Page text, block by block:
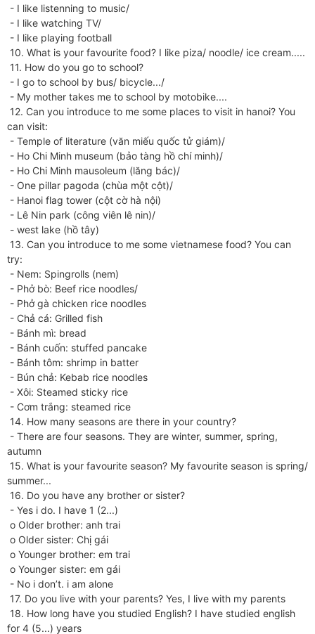
- I like listenning to music/
- I like watching TV/
- I like playing football
10. What is your favourite food? I like piza/ noodle/ ice cream.....
11. How do you go to school?
- I go to school by bus/ bicycle.../
- My mother takes me to school by motobike....
12. Can you introduce to me some places to visit in hanoi? You
can visit:
- Temple of literature (văn miếu quốc tử giám)/
- Ho Chi Minh museum (bảo tàng hồ chí minh)/
- Ho Chi Minh mausoleum (lăng bác)/
- One pillar pagoda (chùa một cột)/
- Hanoi flag tower (cột cờ hà nội)
- Lê Nin park (công viên lê nin)/
- west lake (hồ tây)
13. Can you introduce to me some vietnamese food? You can
try:
- Nem: Spingrolls (nem)
- Phở bò: Beef rice noodles/
- Phở gà chicken rice noodles
- Chả cá: Grilled fish
- Bánh mì: bread
- Bánh cuốn: stuffed pancake
- Bánh tôm: shrimp in batter
- Bún chả: Kebab rice noodles
- Xôi: Steamed sticky rice
- Cơm trắng: steamed rice
14. How many seasons are there in your country?
- There are four seasons. They are winter, summer, spring,
autumn
15. What is your favourite season? My favourite season is spring/
summer...
16. Do you have any brother or sister?
- Yes i do. I have 1 (2...)
o Older brother: anh trai
o Older sister: Chị gái
o Younger brother: em trai
o Younger sister: em gái
- No i don’t. i am alone
17. Do you live with your parents? Yes, I live with my parents
18. How long have you studied English? I have studied english
for 4 (5...) years